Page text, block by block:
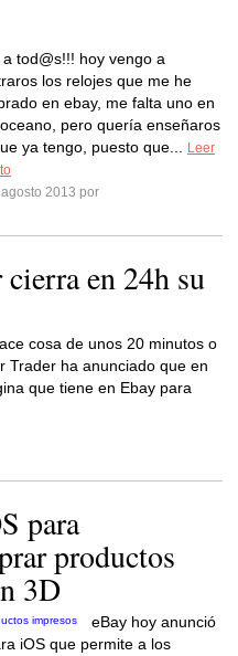
a tod@s!!! hoy vengo a
los relojes que me he
en ebay, me falta uno en
pero quería enseñaros
ya tengo, puesto que...
Leer
agosto 2013 por
en 24h su
cosa de unos 20 minutos o
Trader ha anunciado que en
que tiene en Ebay para
para
productos
3D
eBay hoy anunció
iOS que permite a los